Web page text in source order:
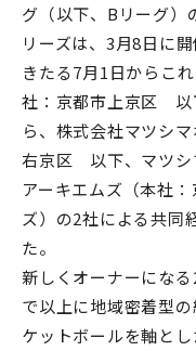
グ（以下、Bリーグ）
リーズは、3月8日に
きたる7月1日からこ
社：京都市上京区 以
ら、株式会社マツシ
右京区 以下、マツシ
アーキエムズ（本社
ズ）の2社による共同
た。
新しくオーナーにな
で以上に地域密着型
ケットボールを軸と